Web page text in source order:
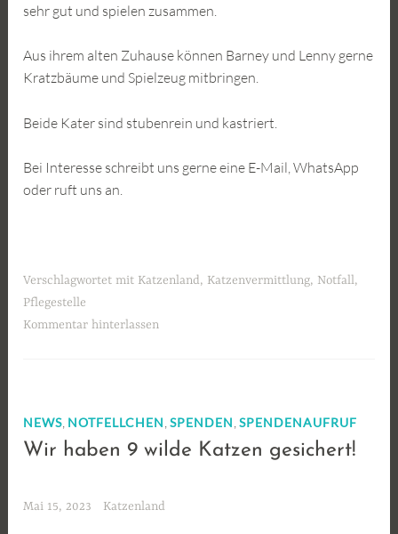
sehr gut und spielen zusammen.
Aus ihrem alten Zuhause können Barney und Lenny gerne
Kratzbäume und Spielzeug mitbringen.
Beide Kater sind stubenrein und kastriert.
Bei Interesse schreibt uns gerne eine E-Mail, WhatsApp
oder ruft uns an.
Verschlagwortet mit Katzenland, Katzenvermittlung, Notfall,
Pflegestelle
Kommentar hinterlassen
NEWS NOTFELLCHEN ,SPENDEN ,SPENDENAUFRUF
Wir haben 9 wilde Katzen gesichert!
Mai 15, 2023 Katzenland